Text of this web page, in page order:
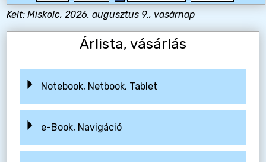
Kelt: Miskolc, 2026. augusztus 9., vasárnap
Árlista, vásárlás
Notebook, Netbook, Tablet
e-Book, Navigáció